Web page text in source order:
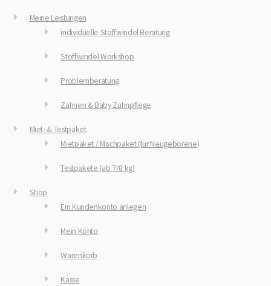
Meine Leistungen
individuelle Stoffwindel Beratung
Stoffwindel Workshop
Problemberatung
Zahnen & Baby Zahnpflege
Miet- & Testpaket
Mietpaket / Mischpaket (für Neugeborene)
Testpakete (ab 7/8 kg)
Shop
Ein Kundenkonto anlegen
Mein Konto
Warenkorb
Kasse